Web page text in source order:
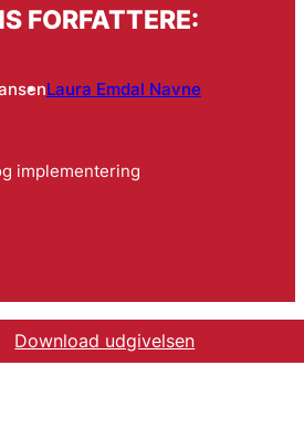
FORFATTERE:
Laura Emdal Navne
implementering
Download udgivelsen